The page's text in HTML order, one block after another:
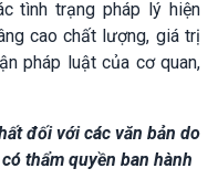
tình trạng pháp lý hiện
cao chất lượng, giá trị
pháp luật của cơ quan,
đối với các văn bản do
thẩm quyền ban hành